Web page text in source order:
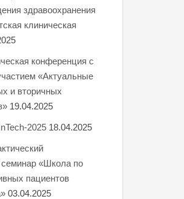
здравоохранения
клиническая
конференция с
«Актуальные
и вторичных
19.04.2025
2025 18.04.2025
«Школа по
пациентов
03.04.2025